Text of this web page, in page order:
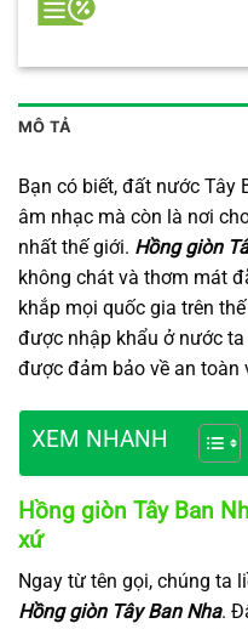
MÔ TẢ
Bạn có biết, đất nước Tây
âm nhạc mà còn là nơi
nhất thế giới. Hồng giòn
không chát và thơm mát
khắp mọi quốc gia trên
được nhập khẩu ở nước
được đảm bảo về an toàn
XEM NHANH
Hồng giòn Tây Ban
xứ
Ngay từ tên gọi, chúng ta
Hồng giòn Tây Ban Nha.